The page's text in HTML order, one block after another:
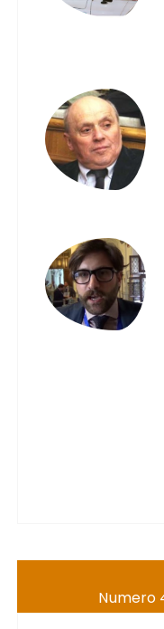
Numero